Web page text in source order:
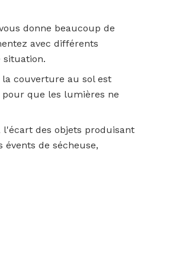
donne beaucoup de
avec différents
couverture au sol est
que les lumières ne
des objets produisant
de sécheuse,